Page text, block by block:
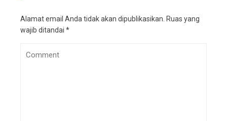
Alamat email Anda tidak akan dipublikasikan. Ruas yang
wajib ditandai *